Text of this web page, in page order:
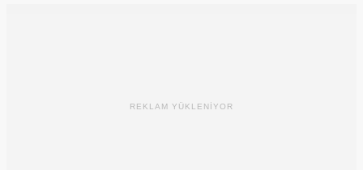
REKLAM YÜKLENİYOR